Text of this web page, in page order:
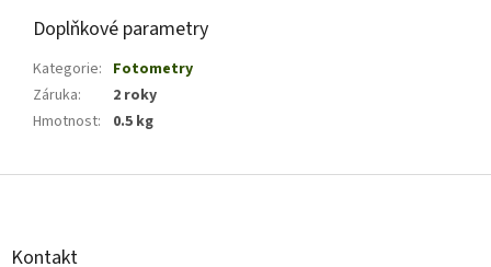
Doplňkové parametry
Kategorie: Fotometry
Záruka:
2 roky
Hmotnost: 0.5 kg
Z
Kontakt